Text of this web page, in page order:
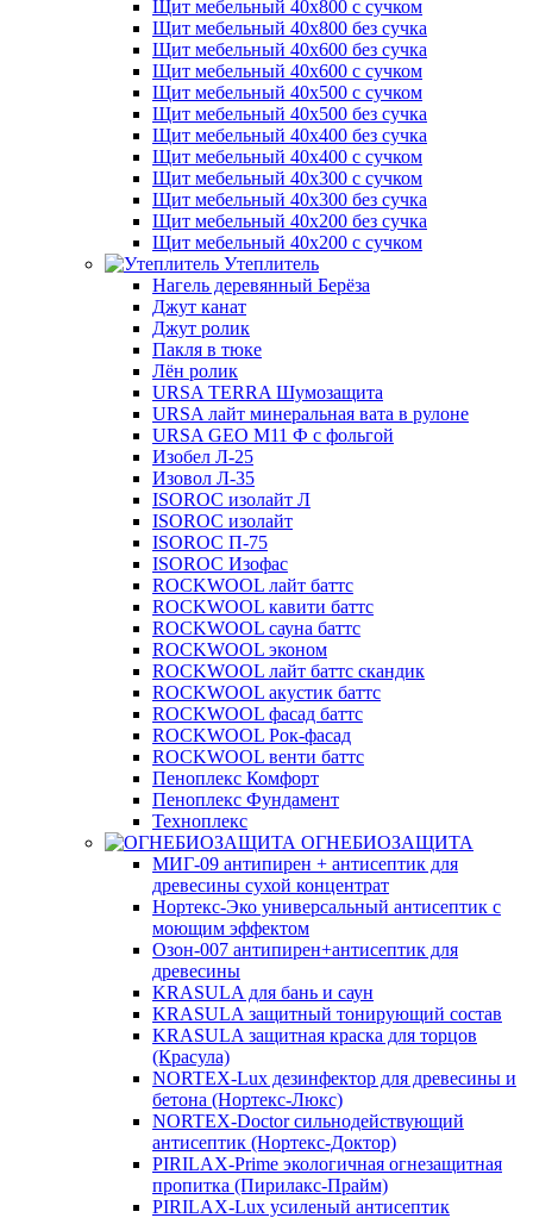
Щит мебельный 40х800 с сучком
Щит мебельный 40х800 без сучка
Щит мебельный 40х600 без сучка
Щит мебельный 40х600 с сучком
Щит мебельный 40х500 с сучком
Щит мебельный 40х500 без сучка
Щит мебельный 40х400 без сучка
Щит мебельный 40х400 с сучком
Щит мебельный 40х300 с сучком
Щит мебельный 40х300 без сучка
Щит мебельный 40х200 без сучка
Щит мебельный 40х200 с сучком
Утеплитель
Нагель деревянный Берёза
Джут канат
Джут ролик
Пакля в тюке
Лён ролик
URSA TERRA Шумозащита
URSA лайт минеральная вата в рулоне
URSA GEO M11 Ф с фольгой
Изобел Л-25
Изовол Л-35
ISOROC изолайт Л
ISOROC изолайт
ISOROC П-75
ISOROC Изофас
ROCKWOOL лайт баттс
ROCKWOOL кавити баттс
ROCKWOOL сауна баттс
ROCKWOOL эконом
ROCKWOOL лайт баттс скандик
ROCKWOOL акустик баттс
ROCKWOOL фасад баттс
ROCKWOOL Рок-фасад
ROCKWOOL венти баттс
Пеноплекс Комфорт
Пеноплекс Фундамент
Техноплекс
ОГНЕБИОЗАЩИТА
МИГ-09 антипирен + антисептик для
древесины сухой концентрат
Нортекс-Эко универсальный антисептик с
моющим эффектом
Озон-007 антипирен+антисептик для
древесины
KRASULA для бань и саун
KRASULA защитный тонирующий состав
KRASULA защитная краска для торцов
(Красула)
NORTEX-Lux дезинфектор для древесины и
бетона (Нортекс-Люкс)
NORTEX-Doctor сильнодействующий
антисептик (Нортекс-Доктор)
PIRILAX-Prime экологичная огнезащитная
пропитка (Пирилакс-Прайм)
PIRILAX-Lux усиленый антисептик